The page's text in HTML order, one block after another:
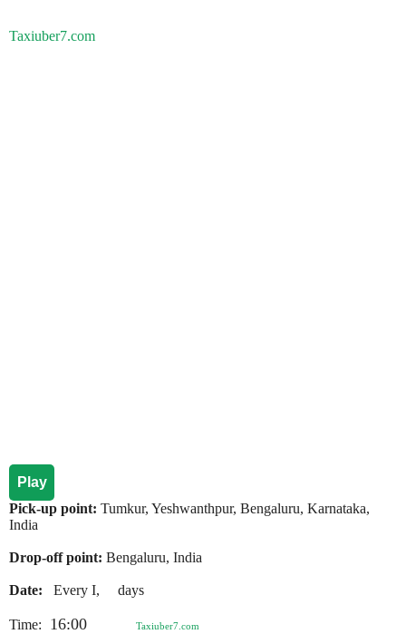
Taxiuber7.com
Play
Pick-up point: Tumkur, Yeshwanthpur, Bengaluru, Karnataka,
India
Drop-off point: Bengaluru, India
Date: Every I, days
Time: 16:00 Taxiuber7.com